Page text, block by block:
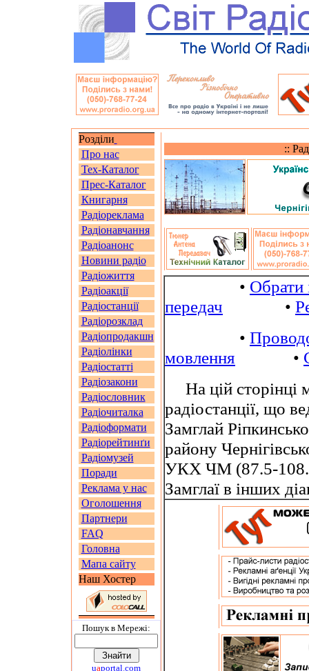
Розділи
Про нас
Тех-Каталог
Прес-Каталог
Книгарня
Радіореклама
Радіонавчання
Радіоанонс
Новини радіо
Радіожиття
Радіоакції
Радіостанції
Радіорозклад
Радіопродакшн
Радіолінки
Радіостатті
Радіозакони
Радіословник
Радіочиталка
Радіоформати
Радіорейтинґи
Радіомузей
Поради
Реклама у нас
Оголошення
Партнери
FAQ
Головна
Мапа сайту
Наш Хостер
Пошук в Мережi:
uaportal.com
::
• Обрати
передач •
•
мовлення •
На цій сторінці
радіостанції, що
Замглай
району
УКХ ЧМ (87.5-
Замглаї в інших